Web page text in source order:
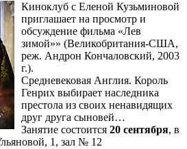
Киноклуб с Еленой Кузьминовой
приглашает на просмотр и
обсуждение фильма «Лев
зимой»» (Великобритания-США,
реж. Андрон Кончаловский, 2003
г.).
Средневековая Англия. Король
Генрих выбирает наследника
престола из своих ненавидящих
друг друга сыновей…
Занятие состоится 20 сентября, в
1, зал № 12